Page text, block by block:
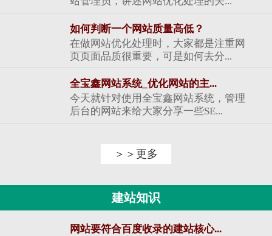
如何判断一个网站质量高低？
在做网站优化处理时，大家都是注重网
页页面品质很重要，可是如何去分...
全宝鑫网站系统_优化网站的主...
今天就针对使用全宝鑫网站系统，管理
后台的网站来给大家分享一些SE...
＞＞更多
建站知识
网站要符合百度收录的建站核心...